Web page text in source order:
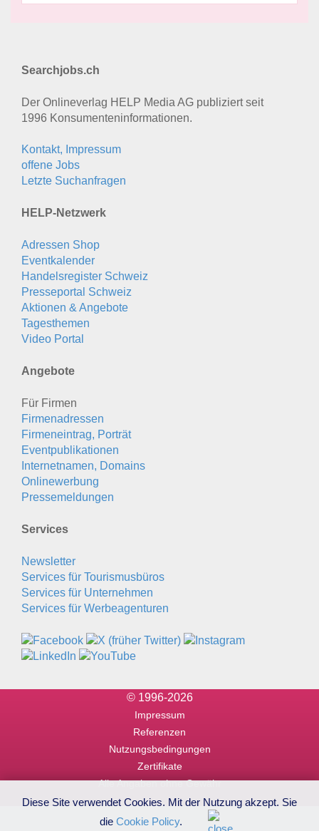
Searchjobs.ch
Der Onlineverlag HELP Media AG publiziert seit
1996 Konsumenten­informationen.
Kontakt, Impressum
offene Jobs
Letzte Suchanfragen
HELP-Netzwerk
Adressen Shop
Eventkalender
Handelsregister Schweiz
Presseportal Schweiz
Aktionen & Angebote
Tagesthemen
Video Portal
Angebote
Für Firmen
Firmenadressen
Firmeneintrag, Porträt
Eventpublikationen
Internetnamen, Domains
Onlinewerbung
Pressemeldungen
Services
Newsletter
Services für Tourismusbüros
Services für Unternehmen
Services für Werbeagenturen
© 1996-2026
Impressum
Referenzen
Nutzungsbedingungen
Zertifikate
Alle Angaben ohne Gewähr
Diese Site verwendet Cookies. Mit der Nutzung akzept. Sie
die Cookie Policy.